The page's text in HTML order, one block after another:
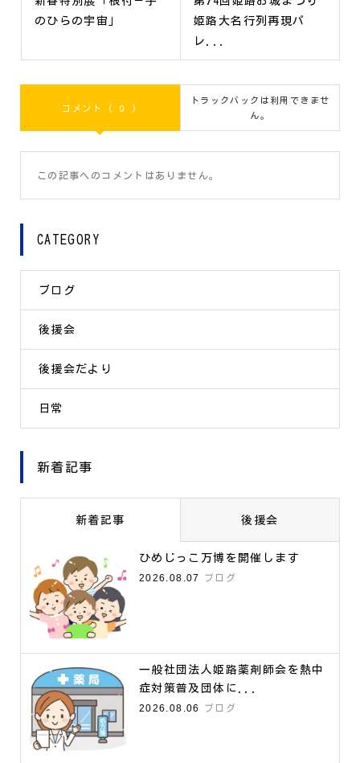
のひらの宇宙」
姫路大名行列再現パ
レ...
コメント ( 0 )
トラックバックは利用できませ
ん。
この記事へのコメントはありません。
CATEGORY
ブログ
後援会
後援会だより
日常
新着記事
新着記事 後援会
ひめじっこ万博を開催します
2026.08.07
ブログ
一般社団法人姫路薬剤師会を熱中
症対策普及団体に...
2026.08.06
ブログ